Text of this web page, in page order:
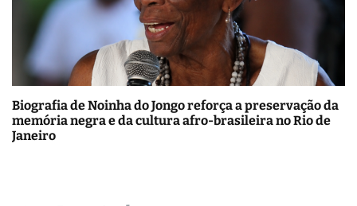
Biografia de Noinha do Jongo reforça a preservação da
memória negra e da cultura afro-brasileira no Rio de
Janeiro